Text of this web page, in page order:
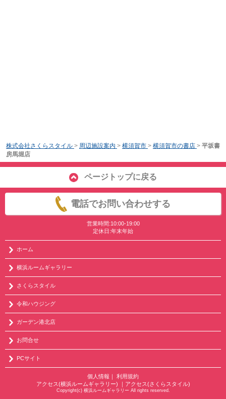
株式会社さくらスタイル > 周辺施設案内 > 横須賀市 > 横須賀市の書店 > 平坂書
房馬堀店
ページトップに戻る
電話でお問い合わせする
営業時間:10:00-19:00
定休日:年末年始
ホーム
横浜ルームギャラリー
さくらスタイル
令和ハウジング
ガーデン港北店
お問合せ
PCサイト
個人情報 ｜ 利用規約
アクセス(横浜ルームギャラリー) ｜ アクセス(さくらスタイル)
Copyright(c) 横浜ルームギャラリー All rights reserved.